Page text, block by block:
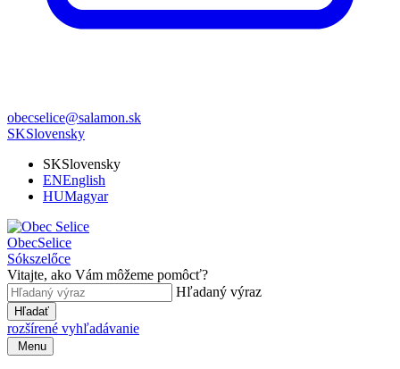
obecselice@salamon.sk
SKSlovensky
SKSlovensky
ENEnglish
HUMagyar
ObecSelice
Sókszelőce
Vitajte, ako Vám môžeme pomôcť?
Hľadaný výraz
Hľadať
rozšírené vyhľadávanie
Menu